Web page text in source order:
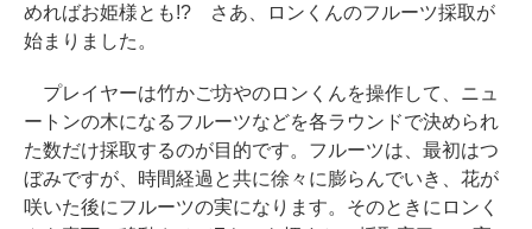
めればお姫様とも!? さあ、ロンくんのフルーツ採取が
始まりました。
プレイヤーは竹かご坊やのロンくんを操作して、ニュ
ートンの木になるフルーツなどを各ラウンドで決められ
た数だけ採取するのが目的です。フルーツは、最初はつ
ぼみですが、時間経過と共に徐々に膨らんでいき、花が
咲いた後にフルーツの実になります。そのときにロンく